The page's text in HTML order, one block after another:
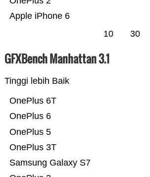
Apple iPhone 6
10 30
GFXBench Manhattan 3.1
Tinggi lebih Baik
Samsung Galaxy S7
OnePlus 3T
OnePlus 5
OnePlus 6
OnePlus 6T